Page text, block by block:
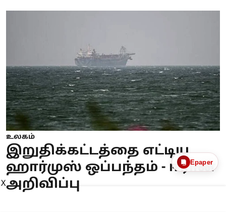
உலகம்
இறுதிக்கட்டத்தை எட்டிய
ஹார்முஸ் ஒப்பந்தம் - ஈரான்
அறிவிப்பு
Epaper
X